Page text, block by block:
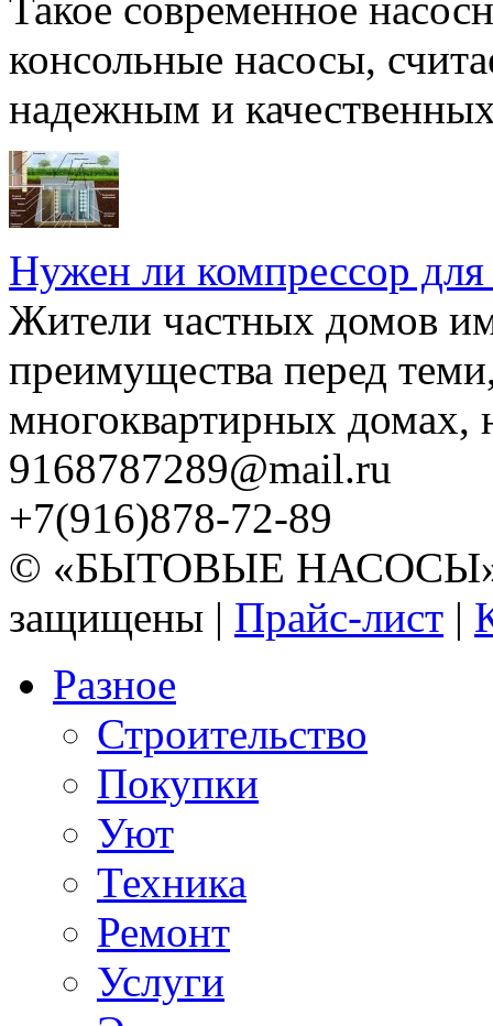
Такое современное
консольные насосы,
надежным и
Нужен ли компрессор для
Жители частных домов
преимущества перед
многоквартирных домах,
9168787289@mail.ru
+7(916)878-72-89
© «БЫТОВЫЕ НАСОСЫ»
защищены | Прайс-лист |
Разное
Строительство
Покупки
Уют
Техника
Ремонт
Услуги